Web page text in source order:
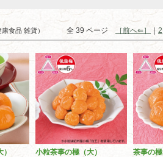
全 39 ページ ［前へ⇐］ 2
食品 雑貨）
小粒茶事の極（大） 茶事の極